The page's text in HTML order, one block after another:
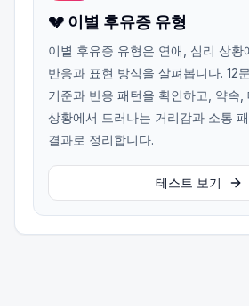
💔 이별 후유증 유형
이별 후유증 유형은 연애, 심리 상황
반응과 표현 방식을 살펴봅니다. 12
기준과 반응 패턴을 확인하고, 약속,
상황에서 드러나는 거리감과 소통
결과로 정리합니다.
테스트 보기